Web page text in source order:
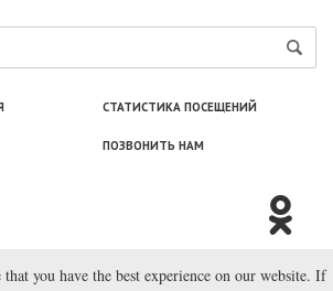
СТАТИСТИКА ПОСЕЩЕНИЙ
ПОЗВОНИТЬ НАМ
Новоcтей», 2003—2026.
that you have the best experience on our website. If